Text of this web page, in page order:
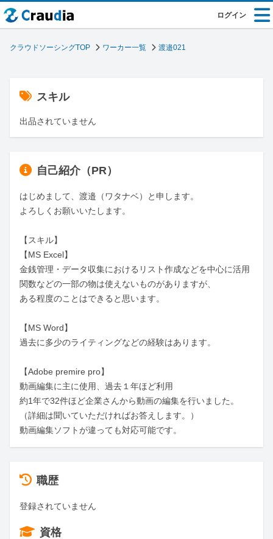
ログイン
クラウドソーシングTOP ワーカー一覧 渡邉021
スキル
出品されていません
自己紹介（PR）
はじめまして、渡邉（ワタナベ）と申します。
よろしくお願いいたします。
【スキル】
【MS Excel】
金銭管理・データ収集におけるリスト作成などを中心に活用
関数などの一部の物は使えないものがありますが、
ある程度のことはできると思います。
【MS Word】
過去に多少のライティングなどの経験はあります。
【Adobe premire pro】
動画編集に主に使用、過去１年ほど利用
約1年で32件ほど企業さんから動画の編集を行いました。
（詳細は聞いていただければお答えします。）
動画編集ソフトが違っても対応可能です。
職歴
登録されていません
資格